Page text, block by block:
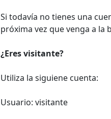
Si todavía no tienes una
próxima vez que venga a la
¿Eres visitante?
Utiliza la siguiene cuenta:
Usuario: visitante